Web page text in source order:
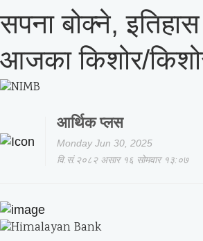
सपना बोक्ने,
आजका किशोर/
आर्थिक प्लस
Monday Jun 30, 2025
वि.सं.२०८२ असार १६ सोमवार १३:०७